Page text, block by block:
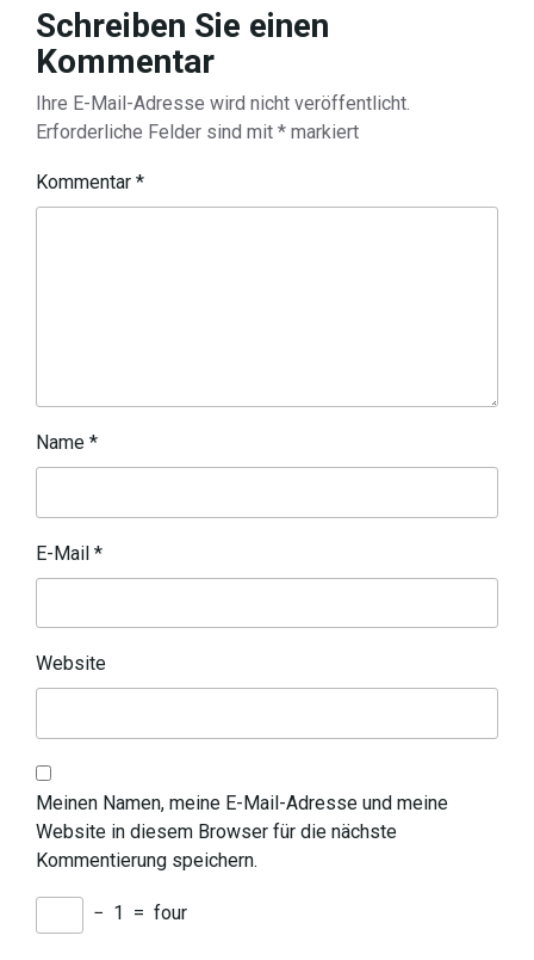
Schreiben Sie einen
Kommentar
Ihre E-Mail-Adresse wird nicht veröffentlicht.
Erforderliche Felder sind mit * markiert
Kommentar *
Name *
E-Mail *
Website
Meinen Namen, meine E-Mail-Adresse und meine
Website in diesem Browser für die nächste
Kommentierung speichern.
− 1 = four